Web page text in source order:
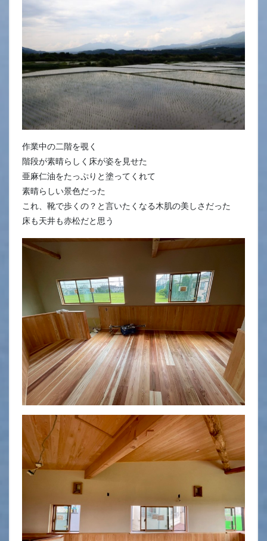
作業中の二階を覗く
階段が素晴らしく床が姿を見せた
亜麻仁油をたっぷりと塗ってくれて
素晴らしい景色だった
これ、靴で歩くの？と言いたくなる木肌の美しさだった
床も天井も赤松だと思う